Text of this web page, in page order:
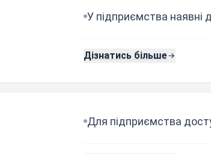
У підприємства наявні
Дізнатись більше
Для підприємства